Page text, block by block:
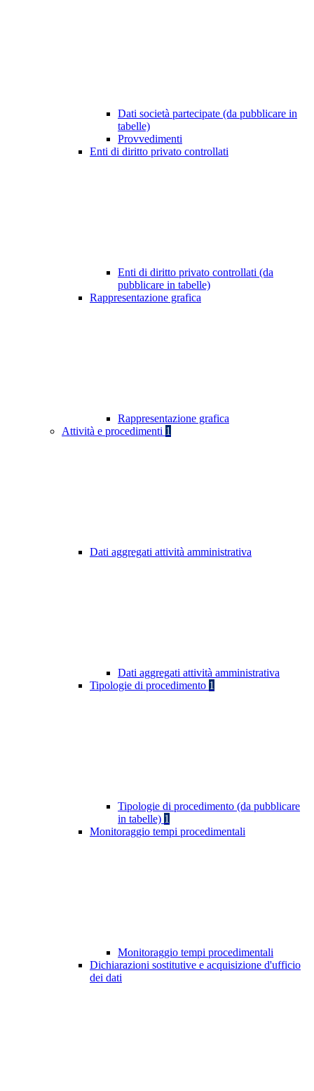
Dati società partecipate (da pubblicare in
tabelle)
Provvedimenti
Enti di diritto privato controllati
Enti di diritto privato controllati (da
pubblicare in tabelle)
Rappresentazione grafica
Rappresentazione grafica
Attività e procedimenti 1
Dati aggregati attività amministrativa
Dati aggregati attività amministrativa
Tipologie di procedimento 1
Tipologie di procedimento (da pubblicare
in tabelle) 1
Monitoraggio tempi procedimentali
Monitoraggio tempi procedimentali
Dichiarazioni sostitutive e acquisizione d'ufficio
dei dati